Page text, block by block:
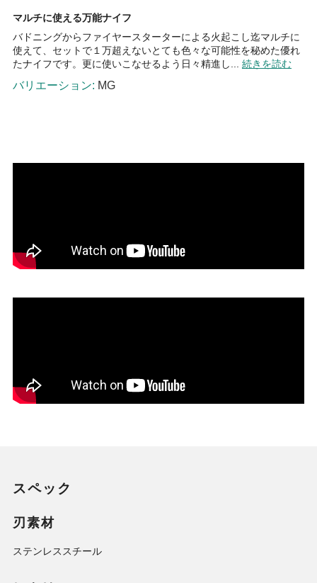
マルチに使える万能ナイフ
バドニングからファイヤースターターによる火起こし迄マルチに
使えて、セットで１万超えないとても色々な可能性を秘めた優れ
たナイフです。更に使いこなせるよう日々精進し... 続きを読む
MG
スペック
刃素材
ステンレススチール